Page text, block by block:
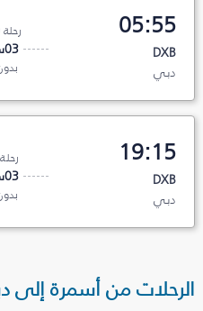
05:55
DXB
دبي
رحلة FZ 8499
03س 40د
19:15
DXB
دبي
رحلة FZ 645
03س 40د
الرحلات من أسمرة إلى